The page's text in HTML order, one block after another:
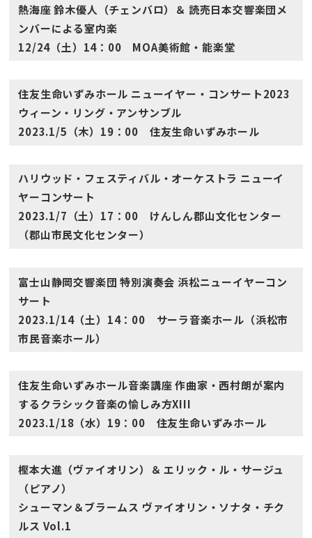
熱海座 鈴木優人（チェンバロ）＆ 読売日本交響楽団メ
ンバーによる室内楽
12/24（土）14：00 MOA美術館・能楽堂
住友生命いずみホール ニューイヤー・コンサート2023
ウィーン・リング・アンサンブル
2023.1/5（木）19：00 住友生命いずみホール
ハリウッド・フェスティバル・オーケストラ ニューイ
ヤーコンサート
2023.1/7（土）17：00 けんしん郡山文化センター
（郡山市民文化センター）
富士山静岡交響楽団 特別演奏会 浜松ニューイヤーコン
サート
2023.1/14（土）14：00 サーラ音楽ホール（浜松市
市民音楽ホール）
住友生命いずみホール音楽講座 作曲家・西村朗が案内
するクラシック音楽の愉しみ方XIII
2023.1/18（水）19：00 住友生命いずみホール
樫本大進（ヴァイオリン）＆ エリック・ル・サージュ
（ピアノ）
シューマン＆ブラームス ヴァイオリン・ソナタ・チク
ルス Vol.1